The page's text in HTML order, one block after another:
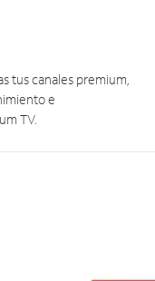
tus canales premium,
e
TV.